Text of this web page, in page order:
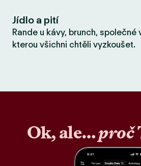
Jídlo a pití
Rande u kávy, brunch,
kterou všichni chtěli vyzkoušet.
Ok, ale…proč